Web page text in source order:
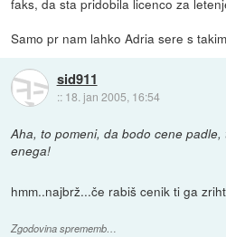
Samo pr nam lahko Adria sere s
sid911
:: 18. jan 2005, 16:54
Aha, to pomeni, da bodo cene
enega!
hmm..najbrž...če rabiš cenik ti ga
Zgodovina sprememb…